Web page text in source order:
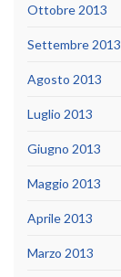
Ottobre 2013
Settembre 2013
Agosto 2013
Luglio 2013
Giugno 2013
Maggio 2013
Aprile 2013
Marzo 2013